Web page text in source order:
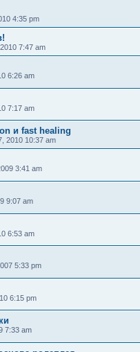
4:35 pm
7:47 am
6:26 am
7:17 am
и fast healing
2010 10:37 am
3:41 am
9:07 am
6:53 am
5:33 pm
6:15 pm
7:33 am